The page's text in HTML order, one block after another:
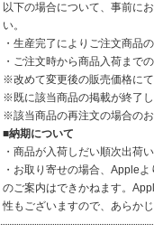
以下の場合について、事前に
い。
・生産完了によりご注文商品
・ご注文時から商品入荷まで
※改めて変更後の販売価格にて
※既に該当商品の掲載が終了
※該当商品の再注文の場合の
■納期について
・商品が入荷しだい順次出荷い
・お取り寄せの場合、Apple
のご案内はできかねます。
性もございますので、あらか